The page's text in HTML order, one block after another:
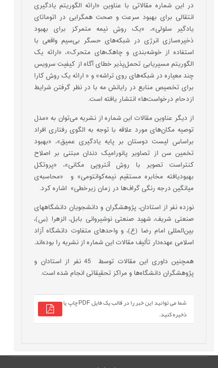
در این شماره مقالاتی با عناوین‌ «ارائه الگوریتم‌ یادگیری
انتقالی برای بهبود سرعت و صحت همگرایی در اتوماتای
یادگیر سلولی»، «یک روش نیمه متمرکز برای بهبود
ذخیره‌‌سازی انرژی در شبکه‌های حسگر بی‌سیم واقعی با
استفاده از خوشه‌بندی و چاهک‌های متحرک»‌، «ارائه یک
الگوریتم مسیریابی تحمل‌پذیر خطای آگاه از کیفیت سرویس
چند معیاره در شبکه‌های روی تراشه»‌ و « ارائه یک روش کارا
برای تخصیص منابع در رایانش مه با در نظر گرفتن شرایط
ازدحام درخواست‌ها» انتشار یافته است.
از دیگر عناوین مقالات این شماره از نشریه می‌توان به «مدل
توصیه مکان‌های مورد علاقه با توجه به الگوی رفتاری افراد
براساس لیست دوستان بر پایه یادگیری عمیق»، «بهبود
تخمین سن از تصاویر پانورامیک دندان مبتنی بر اصلاح
کنتراست تصویر با روش آنتروپی مکانی»، «پروتکل
بهبودیافته مخابره مستقیم نیمه‌کوانتومی» و «محاسبه‌ی
میانگین درجه رنگی گراف‌ها در زمان زیرخطی» اشاره کرد.
نوزده نفر از استادان، پژوهشگران و دانشجویان دانشگاه­های
صنعتی شریف، شهید صنعتی نوشیروانی بابل، الزهرا (س)،
بین‌المللی امام رضا (ع)، و واحدهای متفاوت دانشگاه آزاد
اسلامی عهده‌دار تألیف مقالات این شماره از نشریه را بوده‌اند.
همچنین داوری این مقالات توسط 45 نفر از استادان و
پژوهشگران دانشگاه‌ها و مراکز تحقیقاتی انجام شده است.
شما می توانید این خبر را در قالب یک فایل PDF چاپ یا
ذخیره کنید.